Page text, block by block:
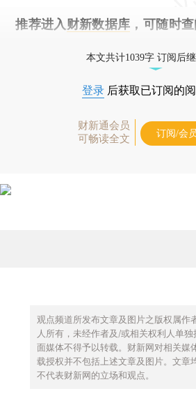
推荐进入 财新数据库 ，可随时
本文共计1039字 订阅后
登录 后获取已订阅的
财新通会员
可畅读全文
订阅/会
观点频道所发布文章及图片之版权属作
人所有，未经作者及/或相关权利人单
面媒体不得予以转载。财新网对相关媒
载授权并不包括上述文章及图片。文章
不代表财新网的立场和观点。